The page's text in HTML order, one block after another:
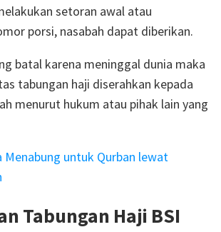
setoran awal atau
porsi, nasabah dapat diberikan.
batal karena meninggal dunia maka
tabungan haji diserahkan kepada
menurut hukum atau pihak lain yang
Menabung untuk Qurban lewat
Tabungan Haji BSI